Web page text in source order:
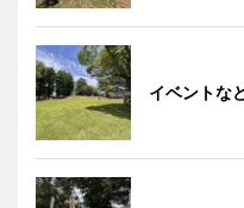
イベントな